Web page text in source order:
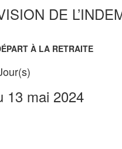
DE
À LA RETRAITE
13 mai 2024